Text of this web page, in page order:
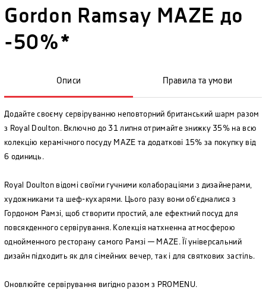
Gordon Ramsay MAZE до
-50%*
Описи Правила та умови
Додайте своєму сервіруванню неповторний британський шарм разом
з Royal Doulton. Включно до 31 липня отримайте знижку 35% на всю
колекцію керамічного посуду MAZE та додаткові 15% за покупку від
6 одиниць.
Royal Doulton відомі своїми гучними колабораціями з дизайнерами,
художниками та шеф-кухарями. Цього разу вони об'єдналися з
Гордоном Рамзі, щоб створити простий, але ефектний посуд для
повсякденного сервірування. Колекція натхненна атмосферою
однойменного ресторану самого Рамзі — MAZE. Її універсальний
дизайн підходить як для сімейних вечер, так і для святкових застіль.
Оновлюйте сервірування вигідно разом з PROMENU.